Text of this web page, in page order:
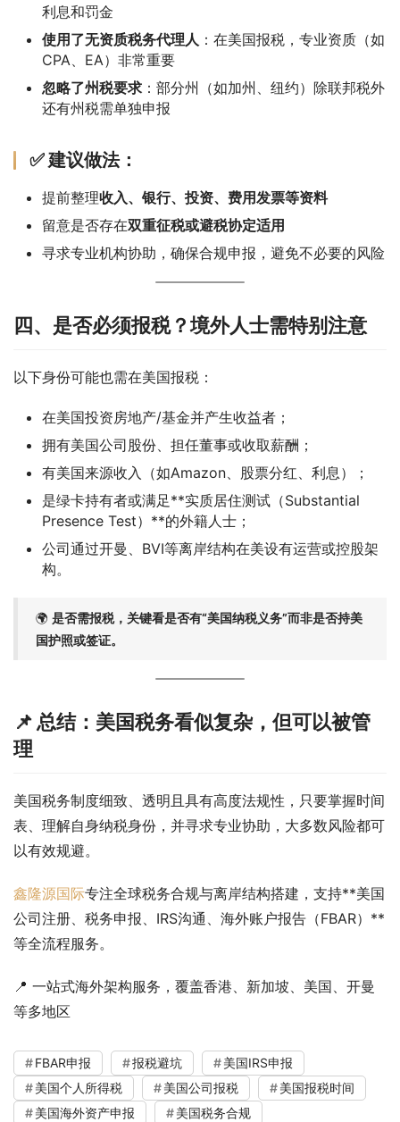
利息和罚金
使用了无资质税务代理人 ：在美国报税，专业资质（如
CPA、EA）非常重要
忽略了州税要求 ：部分州（如加州、纽约）除联邦税外
还有州税需单独申报
✅ 建议做法：
提前整理收入、银行、投资、费用发票等资料
留意是否存在双重征税或避税协定适用
寻求专业机构协助，确保合规申报，避免不必要的风险
四、是否必须报税？境外人士需特别注意
以下身份可能也需在美国报税：
在美国投资房地产/基金并产生收益者；
拥有美国公司股份、担任董事或收取薪酬；
有美国来源收入（如Amazon、股票分红、利息）；
是绿卡持有者或满足**实质居住测试（Substantial
Presence Test）**的外籍人士；
公司通过开曼、BVI等离岸结构在美设有运营或控股架
构。
🌍 是否需报税，关键看是否有“美国纳税义务”而非是否持美
国护照或签证。
📌 总结：美国税务看似复杂，但可以被管
理
美国税务制度细致、透明且具有高度法规性，只要掌握时间
表、理解自身纳税身份，并寻求专业协助，大多数风险都可
以有效规避。
鑫隆源国际专注全球税务合规与离岸结构搭建，支持**美国
公司注册、税务申报、IRS沟通、海外账户报告（FBAR）**
等全流程服务。
📍 一站式海外架构服务，覆盖香港、新加坡、美国、开曼
等多地区
FBAR申报 报税避坑
美国IRS申报
美国个人所得税
美国公司报税
美国报税时间
美国海外资产申报
美国税务合规